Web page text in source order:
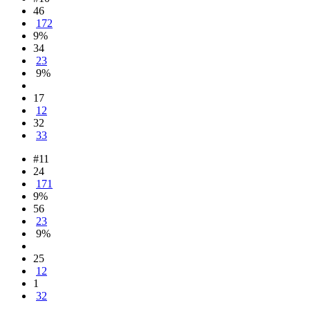
46
172
9%
34
23
9%
17
12
32
33
#11
24
171
9%
56
23
9%
25
12
1
32